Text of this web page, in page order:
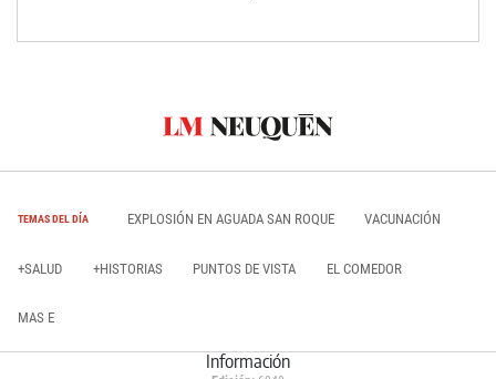
TEMAS DEL DÍA EXPLOSIÓN EN AGUADA SAN ROQUE VACUNACIÓN
+SALUD +HISTORIAS PUNTOS DE VISTA EL COMEDOR
MAS E
Información